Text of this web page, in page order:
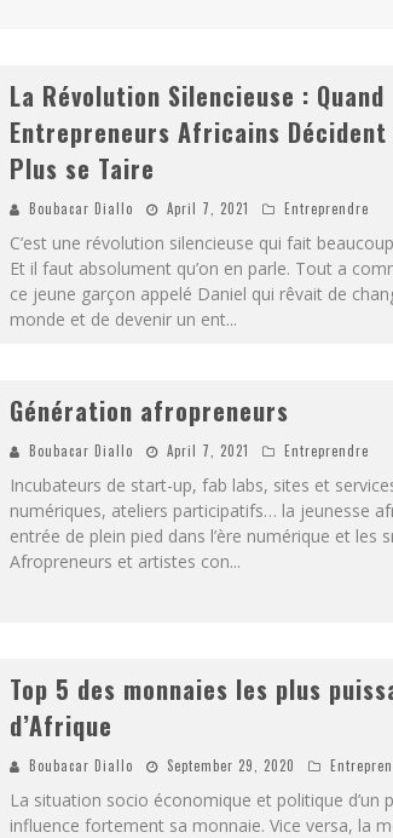
La Révolution Silencieuse : Quand
Entrepreneurs Africains Décident
Plus se Taire
Boubacar Diallo April 7, 2021 Entreprendre
C’est une révolution silencieuse qui fait
Et il faut absolument qu’on en parle. Tout a
ce jeune garçon appelé Daniel qui rêvait de
monde et de devenir un ent...
Génération afropreneurs
Boubacar Diallo April 7, 2021 Entreprendre
Incubateurs de start-up, fab labs, sites et
numériques, ateliers participatifs… la jeunesse
entrée de plein pied dans l’ère numérique et les
Afropreneurs et artistes con...
Top 5 des monnaies les plus
d’Afrique
Boubacar Diallo September 29, 2020
La situation socio économique et politique d’un
influence fortement sa monnaie. Vice versa, la